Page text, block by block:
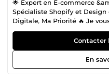
🌟 Expert en E-commerce
Spécialiste Shopify et Design
Digitale, Ma Priorité 🔥 Je
transformation de votre
de votre boutique Shopify à
logos percutants, je suis là
digitale et vous démarquer.
Création, optimisation et
Contacter
En